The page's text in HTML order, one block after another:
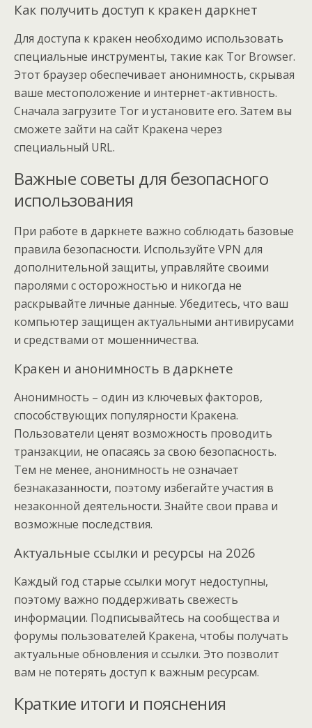
Как получить доступ к кракен даркнет
Для доступа к кракен необходимо использовать
специальные инструменты, такие как Tor Browser.
Этот браузер обеспечивает анонимность, скрывая
ваше местоположение и интернет-активность.
Сначала загрузите Tor и установите его. Затем вы
сможете зайти на сайт Кракена через
специальный URL.
Важные советы для безопасного
использования
При работе в даркнете важно соблюдать базовые
правила безопасности. Используйте VPN для
дополнительной защиты, управляйте своими
паролями с осторожностью и никогда не
раскрывайте личные данные. Убедитесь, что ваш
компьютер защищен актуальными антивирусами
и средствами от мошенничества.
Кракен и анонимность в даркнете
Анонимность – один из ключевых факторов,
способствующих популярности Кракена.
Пользователи ценят возможность проводить
транзакции, не опасаясь за свою безопасность.
Тем не менее, анонимность не означает
безнаказанности, поэтому избегайте участия в
незаконной деятельности. Знайте свои права и
возможные последствия.
Актуальные ссылки и ресурсы на 2026
Каждый год старые ссылки могут недоступны,
поэтому важно поддерживать свежесть
информации. Подписывайтесь на сообщества и
форумы пользователей Кракена, чтобы получать
актуальные обновления и ссылки. Это позволит
вам не потерять доступ к важным ресурсам.
Краткие итоги и пояснения